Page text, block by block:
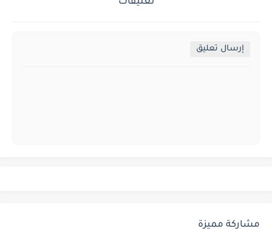
إرسال تعليق
مشاركة مميزة